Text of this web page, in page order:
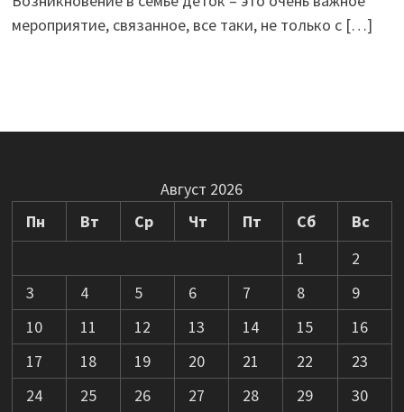
мероприятие, связанное, все таки, не только с […]
Август 2026
Пн
Вт Ср Чт Пт Сб
Вс
1
2
3
4 5 6 7 8
9
10
11 12 13 14 15
16
17
18 19 20 21 22
23
24
25 26 27 28 29
30